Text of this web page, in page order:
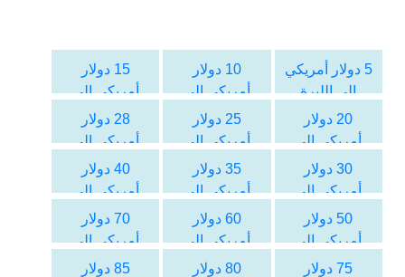
5 دولار أمريكي
الى الليرة
السورية
10 دولار
أمريكي الى
الليرة السورية
15 دولار
أمريكي الى
الليرة السورية
20 دولار
أمريكي الى
الليرة السورية
25 دولار
أمريكي الى
الليرة السورية
28 دولار
أمريكي الى
الليرة السورية
30 دولار
أمريكي الى
الليرة السورية
35 دولار
أمريكي الى
الليرة السورية
40 دولار
أمريكي الى
الليرة السورية
50 دولار
أمريكي الى
الليرة السورية
60 دولار
أمريكي الى
الليرة السورية
70 دولار
أمريكي الى
الليرة السورية
75 دولار
80 دولار
85 دولار